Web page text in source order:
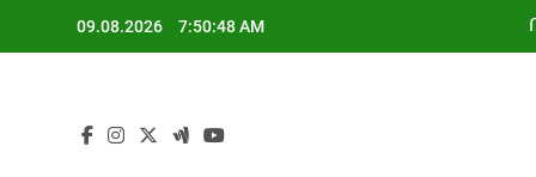
09.08.2026 7:50:48 AM